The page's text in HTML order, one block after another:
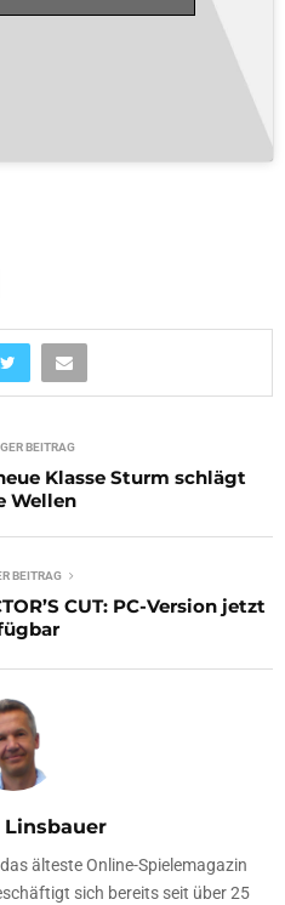
BEITRAG
Klasse Sturm schlägt
Wellen
BEITRAG
CUT: PC-Version jetzt
Linsbauer
älteste Online-Spielemagazin
sich bereits seit über 25